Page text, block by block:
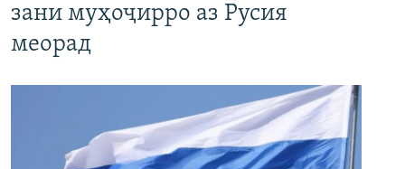
зани муҳоҷирро аз Русия
меорад